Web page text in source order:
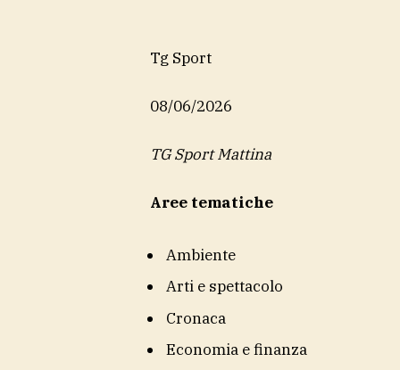
Tg Sport
08/06/2026
TG Sport Mattina
Aree tematiche
Ambiente
Arti e spettacolo
Cronaca
Economia e finanza